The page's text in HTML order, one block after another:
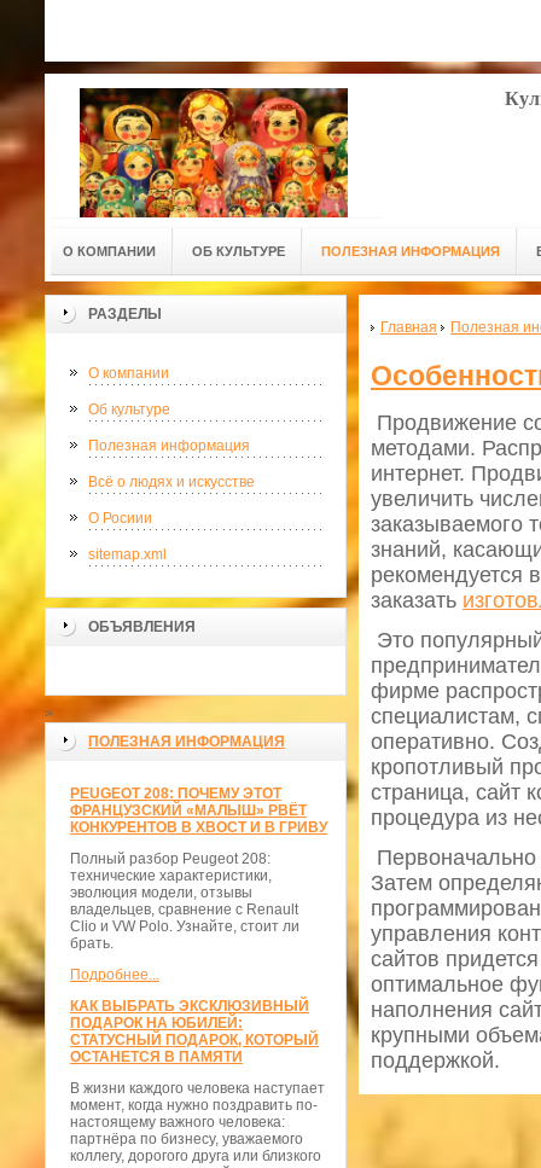
О КОМПАНИИ ОБ КУЛЬТУРЕ ПОЛЕЗНАЯ ИНФОРМАЦИЯ
РАЗДЕЛЫ
О компании
Об культуре
Полезная информация
Всё о людях и искусстве
О Росиии
sitemap.xml
ОБЪЯВЛЕНИЯ
>
ПОЛЕЗНАЯ ИНФОРМАЦИЯ
PEUGEOT 208: ПОЧЕМУ ЭТОТ
ФРАНЦУЗСКИЙ «МАЛЫШ» РВЁТ
КОНКУРЕНТОВ В ХВОСТ И В ГРИВУ
Полный разбор Peugeot 208:
технические характеристики,
эволюция модели, отзывы
владельцев, сравнение с Renault
Clio и VW Polo. Узнайте, стоит ли
брать.
Подробнее...
КАК ВЫБРАТЬ ЭКСКЛЮЗИВНЫЙ
ПОДАРОК НА ЮБИЛЕЙ:
СТАТУСНЫЙ ПОДАРОК, КОТОРЫЙ
ОСТАНЕТСЯ В ПАМЯТИ
В жизни каждого человека наступает
момент, когда нужно поздравить по-
настоящему важного человека:
партнёра по бизнесу, уважаемого
коллегу, дорогого друга или близкого
Главная Полезная
Продвижение
методами.
интернет.
увеличить
заказываемого
знаний,
рекомендуется
заказать
Это
фирме
специалистам,
оперативно.
кропотливый
страница, сайт
процедура из
Затем
управления
сайтов
оптимальное
наполнения
крупными
поддержкой.